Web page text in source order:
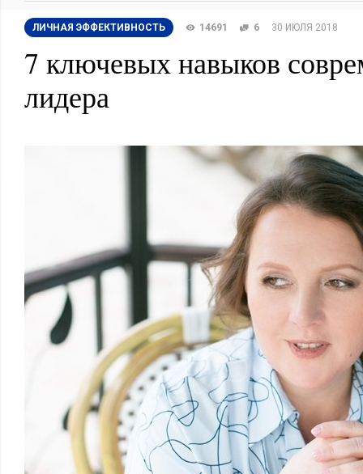
ЛИЧНАЯ ЭФФЕКТИВНОСТЬ 14691 6 30 ИЮЛЯ 2018
7 ключевых навыков
лидера